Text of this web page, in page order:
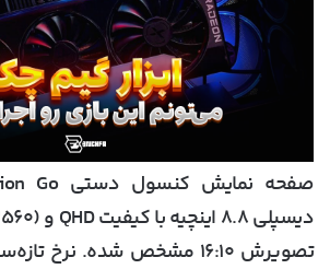
تصویرش ۱۶:۱۰ مشخص شده. نرخ